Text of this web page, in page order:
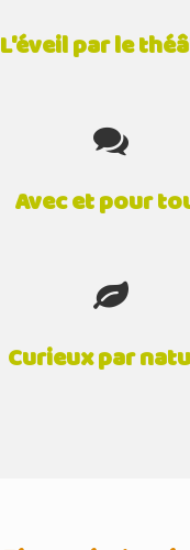
L'éveil par le
Avec et pour
Curieux par